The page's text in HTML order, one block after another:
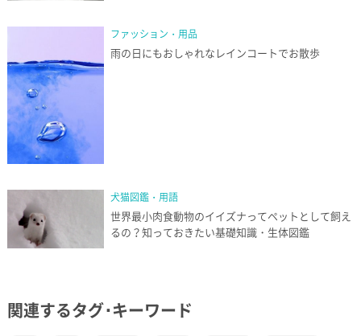
ファッション・用品
雨の日にもおしゃれなレインコートでお散歩
犬猫図鑑・用語
世界最小肉食動物のイイズナってペットとして飼え
るの？知っておきたい基礎知識・生体図鑑
関連するタグ･キーワード